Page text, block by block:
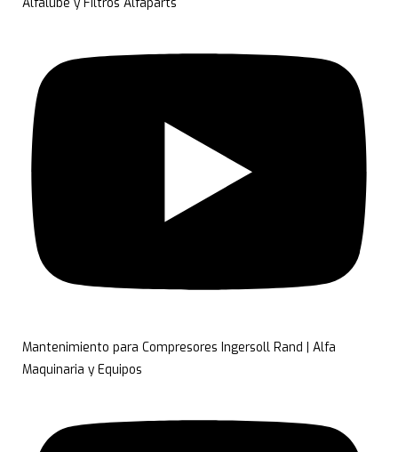
Mantenimiento para Compresores Ingersoll Rand | Alfa
Maquinaria y Equipos